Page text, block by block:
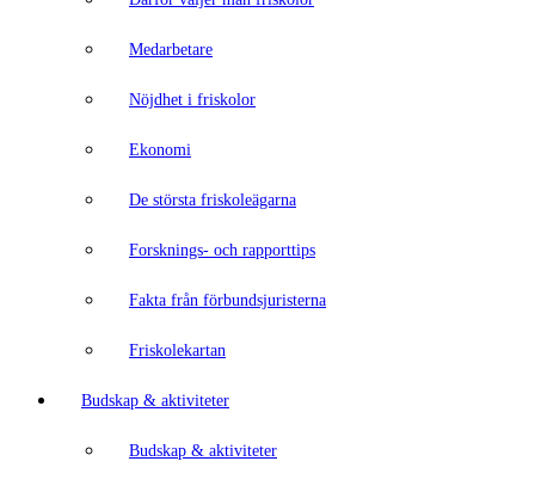
Medarbetare
Nöjdhet i friskolor
Ekonomi
De största friskoleägarna
Forsknings- och rapporttips
Fakta från förbundsjuristerna
Friskolekartan
Budskap & aktiviteter
Budskap & aktiviteter